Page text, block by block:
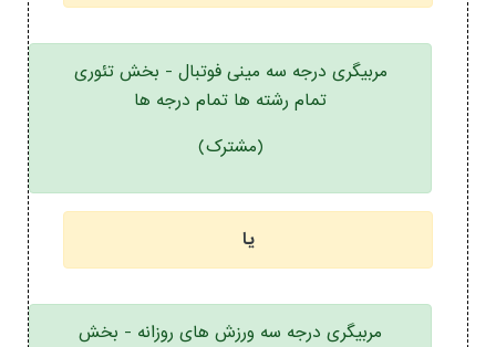
مربیگری درجه سه مینی فوتبال - بخش تئوری
تمام رشته ها تمام درجه ها
(مشترک)
یا
مربیگری درجه سه ورزش های روزانه - بخش